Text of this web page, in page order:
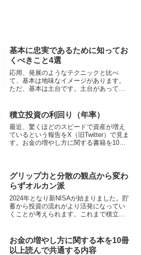
基本に忠実であるために知ってお
くべきこと4選
応用、発展のようなテクニックと比べ
て、基本は地味なイメージがあります。
ただ、基本は土台です。土台があっての
す。予期せぬダメージを受ける可能性も
あります。基本は当たり前の...
積立投資の利回り（年率）
最近、驚くほどのスピードで資産が増え
ているという報告をX（旧Twitter）で見ま
す。お金の増やし方に関する書籍を10冊
配当...
グリップ力と分散の観点から変わ
らずオルカン派
2024年となり新NISAが始まりました。貯
蓄から投資の流れがより活発になってい
くことが考えられます。これまで積立
したお金で投資をしています。投資は全
世界株式の...
お金の増やし方に関する本を10冊
以上読んで共通する内容